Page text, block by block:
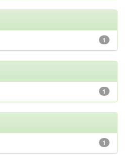
1
1
1